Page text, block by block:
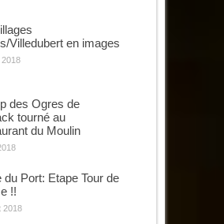
Villedubert en images
2018
des Ogres de
tourné au
du Moulin
du Port: Etape Tour de
!!
2018